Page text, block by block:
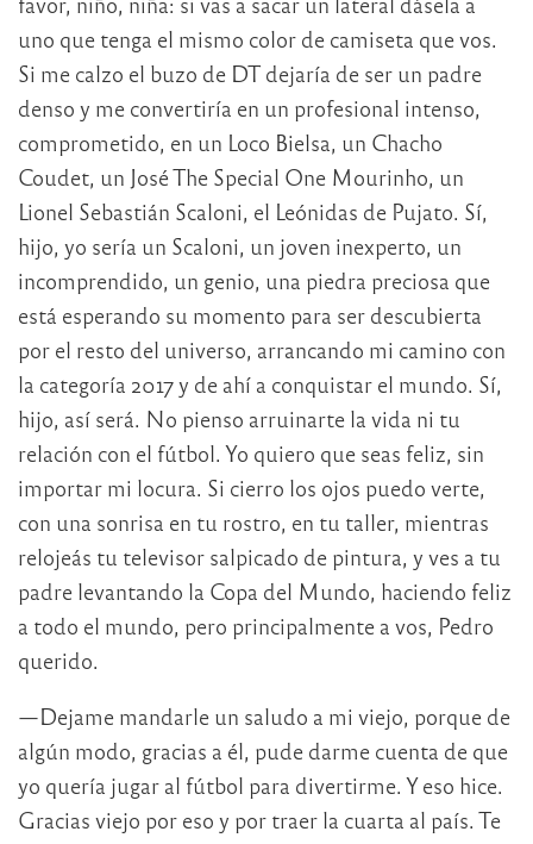
uno que tenga el mismo color de camiseta que vos.
Si me calzo el buzo de DT dejaría de ser un padre
denso y me convertiría en un profesional intenso,
comprometido, en un Loco Bielsa, un Chacho
Coudet, un José The Special One Mourinho, un
Lionel Sebastián Scaloni, el Leónidas de Pujato. Sí,
hijo, yo sería un Scaloni, un joven inexperto, un
incomprendido, un genio, una piedra preciosa que
está esperando su momento para ser descubierta
por el resto del universo, arrancando mi camino con
la categoría 2017 y de ahí a conquistar el mundo. Sí,
hijo, así será. No pienso arruinarte la vida ni tu
relación con el fútbol. Yo quiero que seas feliz, sin
importar mi locura. Si cierro los ojos puedo verte,
con una sonrisa en tu rostro, en tu taller, mientras
relojeás tu televisor salpicado de pintura, y ves a tu
padre levantando la Copa del Mundo, haciendo feliz
a todo el mundo, pero principalmente a vos, Pedro
querido.
—Dejame mandarle un saludo a mi viejo, porque de
algún modo, gracias a él, pude darme cuenta de que
yo quería jugar al fútbol para divertirme. Y eso hice.
Gracias viejo por eso y por traer la cuarta al país. Te